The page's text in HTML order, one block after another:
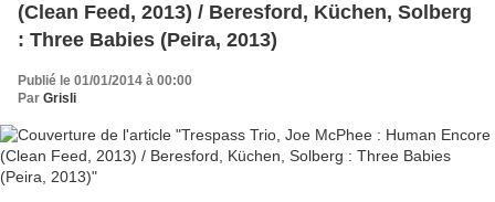
(Clean Feed, 2013) / Beresford, Küchen, Solberg
: Three Babies (Peira, 2013)
Publié le 01/01/2014 à 00:00
Par Grisli